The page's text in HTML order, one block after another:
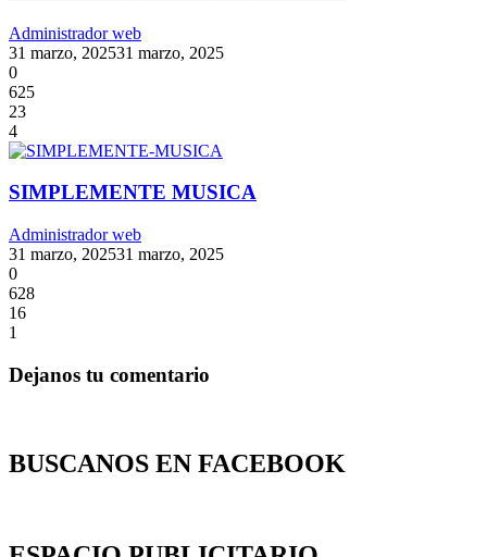
Administrador web
31 marzo, 202531 marzo, 2025
0
625
23
4
SIMPLEMENTE MUSICA
Administrador web
31 marzo, 202531 marzo, 2025
0
628
16
1
Dejanos tu comentario
BUSCANOS EN FACEBOOK